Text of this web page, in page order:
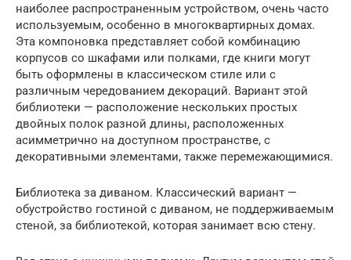
наиболее распространенным устройством, очень часто
используемым, особенно в многоквартирных домах.
Эта компоновка представляет собой комбинацию
корпусов со шкафами или полками, где книги могут
быть оформлены в классическом стиле или с
различным чередованием декораций. Вариант этой
библиотеки — расположение нескольких простых
двойных полок разной длины, расположенных
асимметрично на доступном пространстве, с
декоративными элементами, также перемежающимися.
Библиотека за диваном. Классический вариант —
обустройство гостиной с диваном, не поддерживаемым
стеной, за библиотекой, которая занимает всю стену.